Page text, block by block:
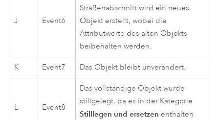
J Event6
Straßenabschnitt wird ein neues
Objekt erstellt, wobei die
Attributwerte des alten Objekts
beibehalten werden.
K Event7 Das Objekt bleibt unverändert.
L Event8
Das vollständige Objekt wurde
stillgelegt, da es in der Kategorie
Stilllegen und ersetzen enthalten